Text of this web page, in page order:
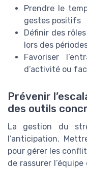
Prendre le
gestes positifs
Définir des
lors des
Favoriser
d’activité ou
Prévenir
des outils
La gestion du
l’anticipation.
pour gérer les
de rassurer